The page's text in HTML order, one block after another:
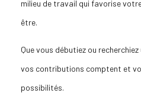
milieu de travail qui favorise
être.
Que vous débutiez ou
vos contributions comptent et
possibilités.